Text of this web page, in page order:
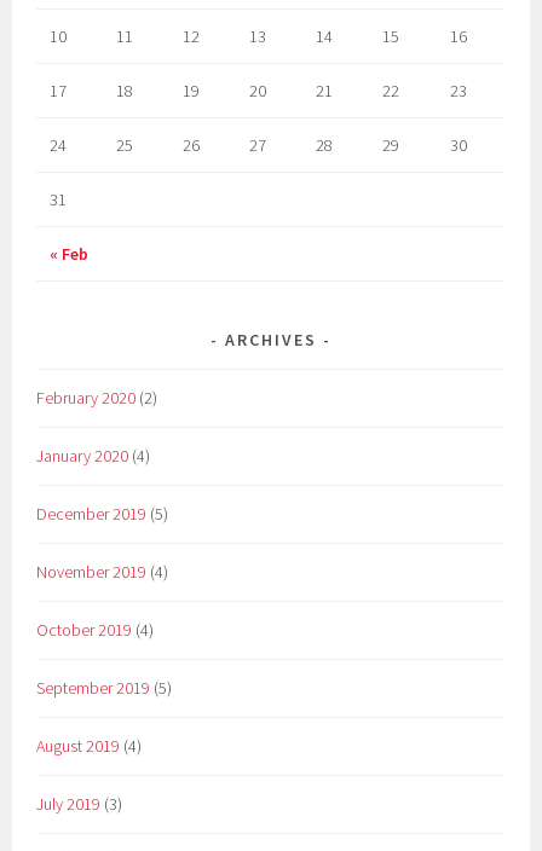
« Feb
10 11 12 13 14 15 16
17 18 19 20 21 22 23
24 25 26 27 28 29 30
31
ARCHIVES
February 2020 (2)
January 2020 (4)
December 2019 (5)
November 2019 (4)
October 2019 (4)
September 2019 (5)
August 2019 (4)
July 2019 (3)